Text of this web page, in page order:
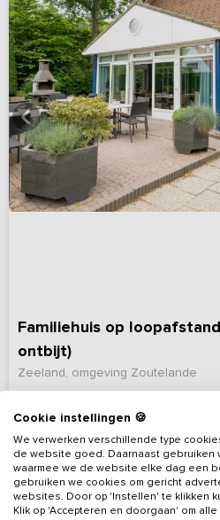
Familiehuis op
ontbijt)
Zeeland, omgeving Zoutelande
Cookie instellingen 🍪
We verwerken verschillende type
de website goed. Daarnaast gebruiken
waarmee we de website elke dag een
gebruiken we cookies om gericht
websites. Door op 'Instellen' te klikken
Klik op 'Accepteren en doorgaan' om